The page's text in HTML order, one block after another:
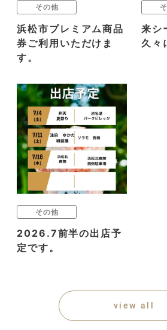
その他
浜松市プレミアム商品
券ご利用いただけま
す。
来シ
久々
その他
2026.7前半の出店予
定です。
view all